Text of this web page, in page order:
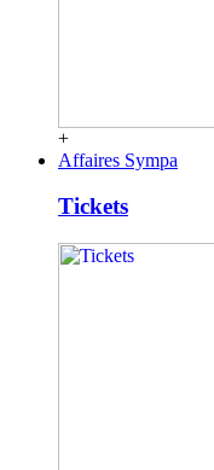
+
Affaires Sympa
Tickets